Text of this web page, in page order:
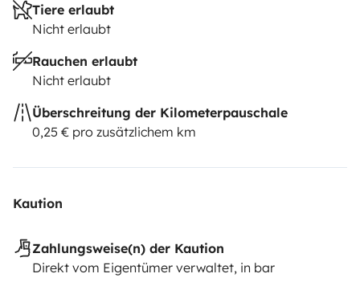
Tiere erlaubt
Nicht erlaubt
Rauchen erlaubt
Nicht erlaubt
Überschreitung der Kilometerpauschale
0,25 € pro zusätzlichem km
Kaution
Zahlungsweise(n) der Kaution
Direkt vom Eigentümer verwaltet, in bar